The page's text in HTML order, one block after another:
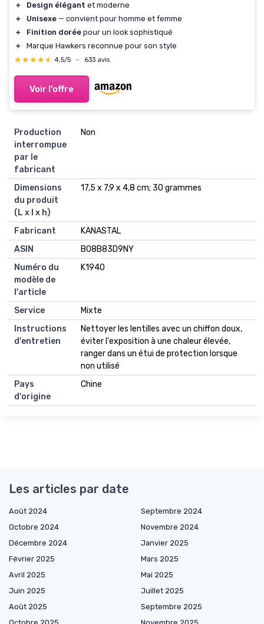
＋ Design élégant et moderne
＋
Unisexe — convient pour homme et femme
＋
Finition dorée pour un look sophistiqué
＋
Marque Hawkers reconnue pour son style
★★★★★
★★★★★ 4,5/5 — 633 avis
Voir l'offre
Production
interrompue
par le
fabricant
Non
Dimensions
du produit
(L x l x h)
17,5 x 7,9 x 4,8 cm; 30 grammes
Fabricant
KANASTAL
ASIN
B08B83D9NY
Numéro du
modèle de
l'article
K1940
Service
Mixte
Instructions
d'entretien
Nettoyer les lentilles avec un chiffon doux,
éviter l'exposition à une chaleur élevée,
ranger dans un étui de protection lorsque
non utilisé
Pays
d'origine
Chine
Les articles par date
Août 2024
Septembre 2024
Octobre 2024
Novembre 2024
Décembre 2024
Janvier 2025
Février 2025
Mars 2025
Avril 2025
Mai 2025
Juin 2025
Juillet 2025
Août 2025
Septembre 2025